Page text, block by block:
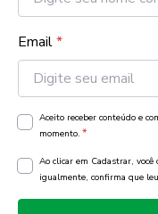
Email*
Aceito receber conteúdo e
momento. *
Ao clicar em Cadastrar,
igualmente, confirma que